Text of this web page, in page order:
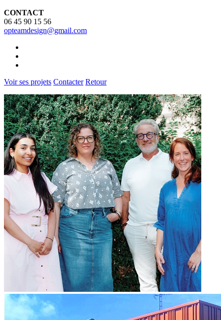
CONTACT
06 45 90 15 56
opteamdesign@gmail.com
Voir ses projets Contacter Retour